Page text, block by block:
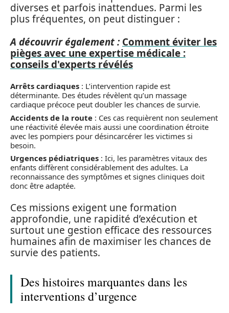
diverses et parfois inattendues. Parmi les
plus fréquentes, on peut distinguer :
A découvrir également : Comment éviter les
pièges avec une expertise médicale :
conseils d'experts révélés
Arrêts cardiaques : L’intervention rapide est
déterminante. Des études révèlent qu’un massage
cardiaque précoce peut doubler les chances de survie.
Accidents de la route : Ces cas requièrent non seulement
une réactivité élevée mais aussi une coordination étroite
avec les pompiers pour désincarcérer les victimes si
besoin.
Urgences pédiatriques : Ici, les paramètres vitaux des
enfants diffèrent considérablement des adultes. La
reconnaissance des symptômes et signes cliniques doit
donc être adaptée.
Ces missions exigent une formation
approfondie, une rapidité d’exécution et
surtout une gestion efficace des ressources
humaines afin de maximiser les chances de
survie des patients.
Des histoires marquantes dans les
interventions d’urgence